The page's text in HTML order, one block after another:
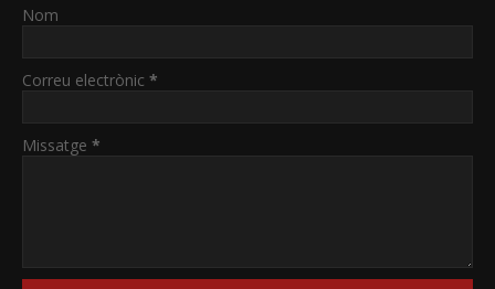
Nom
Correu electrònic *
Missatge *